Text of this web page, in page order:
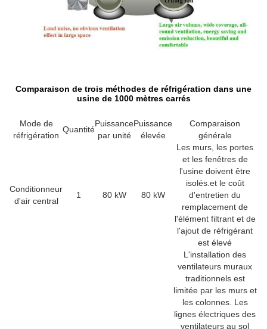
Comparaison de trois méthodes de réfrigération dans une
usine de 1000 mètres carrés
Mode de
réfrigération
Quantité
Puissance
par unité
Puissance
élevée
Comparaison
générale
Conditionneur
d'air central
1 80 kW 80 kW
Les murs, les portes
et les fenêtres de
l'usine doivent être
isolés.et le coût
d'entretien du
remplacement de
l'élément filtrant et de
l'ajout de réfrigérant
est élevé
L'installation des
ventilateurs muraux
traditionnels est
limitée par les murs et
les colonnes. Les
lignes électriques des
ventilateurs au sol